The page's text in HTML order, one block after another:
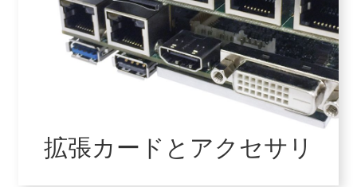
拡張カードとアクセサリ
VIEW ALL